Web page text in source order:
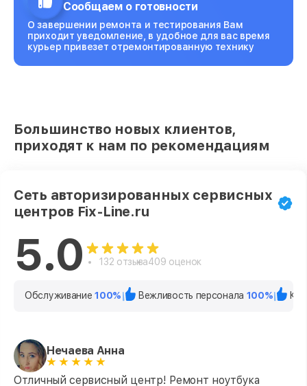
Сообщаем о готовности
О завершении ремонта и тестирования Вам
приходит уведомление, в удобное для вас время
курьер привезет отремонтированную технику
Большинство новых клиентов,
приходят к нам по рекомендациям
Сеть авторизированных сервисных
центров Fix-Line.ru
5.0 132 отзыва409 оценок
Обслуживание100% Вежливость персонала 100%
Нечаева Анна
Отличный сервисный центр! Ремонт ноутбука